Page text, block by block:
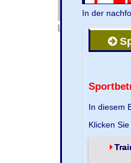
In der
In diesem
Klicken